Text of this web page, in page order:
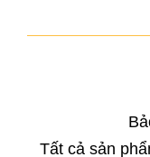
Tất cả sản